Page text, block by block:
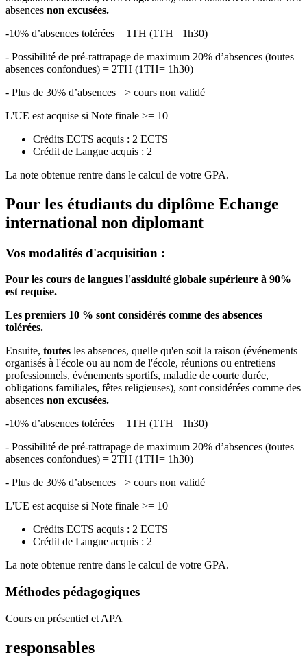
absences non excusées.
-10% d’absences tolérées = 1TH (1TH= 1h30)
- Possibilité de pré-rattrapage de maximum 20% d’absences (toutes
absences confondues) = 2TH (1TH= 1h30)
- Plus de 30% d’absences => cours non validé
L'UE est acquise si Note finale >= 10
Crédits ECTS acquis : 2 ECTS
Crédit de Langue acquis : 2
La note obtenue rentre dans le calcul de votre GPA.
Pour les étudiants du diplôme Echange
international non diplomant
Vos modalités d'acquisition :
Pour les cours de langues l'assiduité globale supérieure à 90%
est requise.
Les premiers 10 % sont considérés comme des absences
tolérées.
Ensuite, toutes les absences, quelle qu'en soit la raison (événements
organisés à l'école ou au nom de l'école, réunions ou entretiens
professionnels, événements sportifs, maladie de courte durée,
obligations familiales, fêtes religieuses), sont considérées comme des
absences non excusées.
-10% d’absences tolérées = 1TH (1TH= 1h30)
- Possibilité de pré-rattrapage de maximum 20% d’absences (toutes
absences confondues) = 2TH (1TH= 1h30)
- Plus de 30% d’absences => cours non validé
L'UE est acquise si Note finale >= 10
Crédits ECTS acquis : 2 ECTS
Crédit de Langue acquis : 2
La note obtenue rentre dans le calcul de votre GPA.
Méthodes pédagogiques
Cours en présentiel et APA
responsables